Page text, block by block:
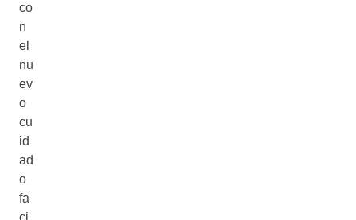
co
n
el
nu
ev
o
cu
id
ad
o
fa